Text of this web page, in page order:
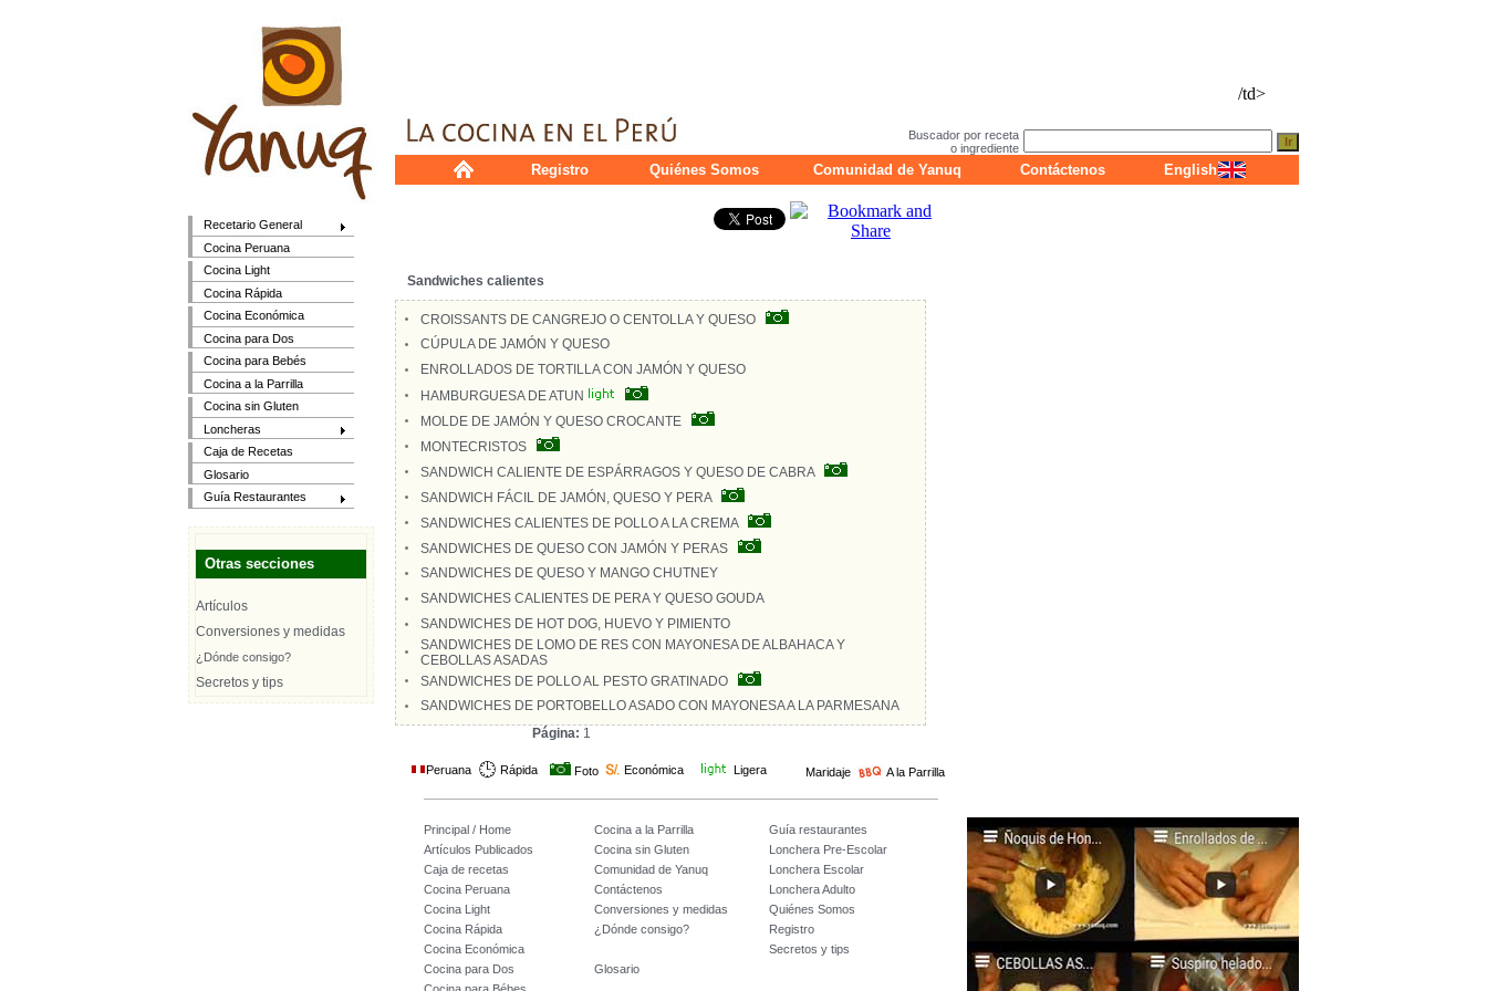
Recetario General
Cocina Peruana
Cocina Light
Cocina Rápida
Cocina Económica
Cocina para Dos
Cocina para Bebés
Cocina a la Parrilla
Cocina sin Gluten
Loncheras
Caja de Recetas
Glosario
Guía Restaurantes
Otras secciones
Artículos
Conversiones y medidas
¿Dónde consigo?
Secretos y tips
/td>
Buscador por receta
o ingrediente
Registro Quiénes Somos Comunidad de Yanuq Contáctenos English
Sandwiches calientes
CROISSANTS DE CANGREJO O CENTOLLA Y QUESO
CÚPULA DE JAMÓN Y QUESO
ENROLLADOS DE TORTILLA CON JAMÓN Y QUESO
HAMBURGUESA DE ATUN
MOLDE DE JAMÓN Y QUESO CROCANTE
MONTECRISTOS
SANDWICH CALIENTE DE ESPÁRRAGOS Y QUESO DE CABRA
SANDWICH FÁCIL DE JAMÓN, QUESO Y PERA
SANDWICHES CALIENTES DE POLLO A LA CREMA
SANDWICHES DE QUESO CON JAMÓN Y PERAS
SANDWICHES DE QUESO Y MANGO CHUTNEY
SANDWICHES CALIENTES DE PERA Y QUESO GOUDA
SANDWICHES DE HOT DOG, HUEVO Y PIMIENTO
SANDWICHES DE LOMO DE RES CON MAYONESA DE ALBAHACA Y
CEBOLLAS ASADAS
SANDWICHES DE POLLO AL PESTO GRATINADO
SANDWICHES DE PORTOBELLO ASADO CON MAYONESA A LA PARMESANA
Página: 1
Peruana Rápida Foto Económica Ligera Maridaje A la Parrilla
Principal / Home Cocina a la Parrilla
Guía restaurantes
Artículos Publicados
Cocina sin Gluten
Lonchera Pre-Escolar
Caja de recetas
Comunidad de Yanuq
Lonchera Escolar
Cocina Peruana
Contáctenos
Lonchera Adulto
Cocina Light
Conversiones y medidas
Quiénes Somos
Cocina Rápida
¿Dónde consigo?
Registro
Cocina Económica
Secretos y tips
Cocina para Dos
Glosario